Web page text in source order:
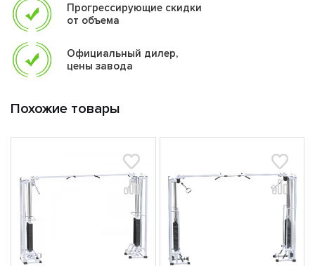
В комплект входят следующие аксессуары:
ARV009 Рукоятка - 2шт,
ARV075 Манжета на голень - 4шт,
Прогрессирующие скидки
от объема
Официальный дилер,
цены завода
Похожие товары